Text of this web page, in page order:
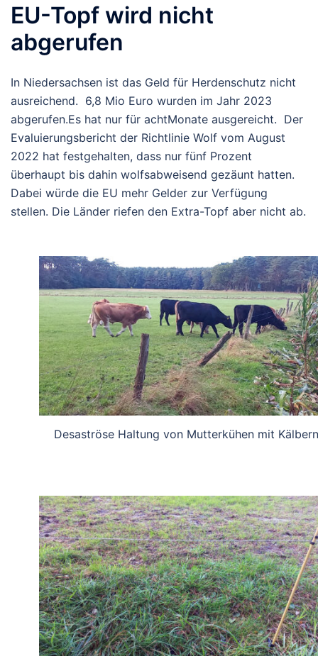
EU-Topf wird nicht
abgerufen
In Niedersachsen ist das Geld für Herdenschutz nicht
ausreichend. 6,8 Mio Euro wurden im Jahr 2023
abgerufen.Es hat nur für achtMonate ausgereicht. Der
Evaluierungsbericht der Richtlinie Wolf vom August
2022 hat festgehalten, dass nur fünf Prozent
überhaupt bis dahin wolfsabweisend gezäunt hatten.
Dabei würde die EU mehr Gelder zur Verfügung
stellen. Die Länder riefen den Extra-Topf aber nicht ab.
Desaströse Haltung von Mutterkühen mit